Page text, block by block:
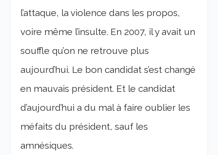
l’attaque, la violence dans les propos,
voire même l’insulte. En 2007, il y avait un
souffle qu’on ne retrouve plus
aujourd’hui. Le bon candidat s’est changé
en mauvais président. Et le candidat
d’aujourd’hui a du mal à faire oublier les
méfaits du président, sauf les
amnésiques.